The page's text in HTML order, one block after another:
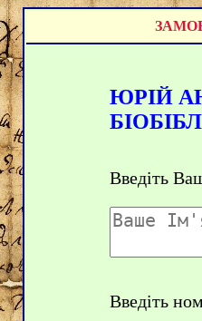
ЮРІЙ
Введіть
Введіть